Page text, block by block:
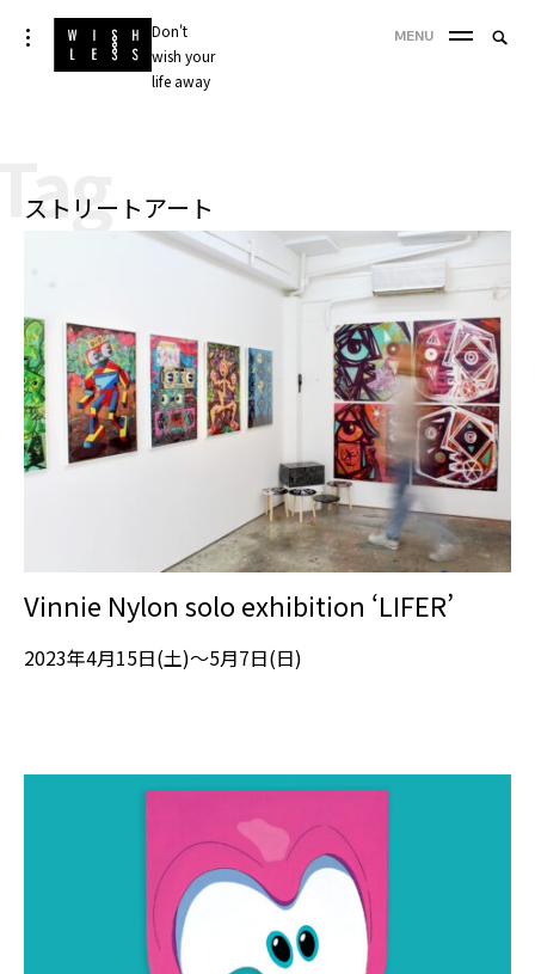
Skip
to
Don't
wish your
life away
toggle
open/close
sidebar
MENU
ストリートアート
Vinnie Nylon solo exhibition ‘LIFER’
2023年4月15日(土)～5月7日(日)